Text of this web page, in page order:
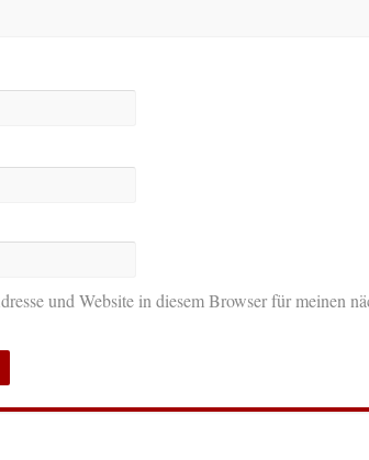
und Website in diesem Browser für meinen